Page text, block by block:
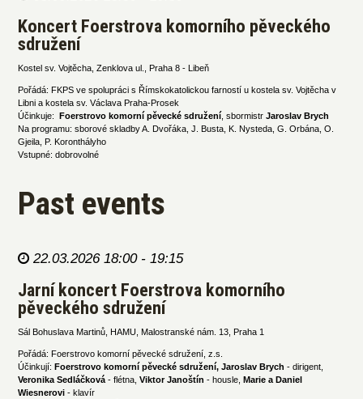
Koncert Foerstrova komorního pěveckého
sdružení
Kostel sv. Vojtěcha, Zenklova ul., Praha 8 - Libeň
Pořádá: FKPS ve spolupráci s Římskokatolickou farností u kostela sv. Vojtěcha v
Libni a kostela sv. Václava Praha-Prosek
Účinkuje:Foerstrovo komorní pěvecké sdružení , sbormistrJaroslav Brych
Na programu: sborové skladby A. Dvořáka, J. Busta, K. Nysteda, G. Orbána, O.
Gjeila, P. Koronthályho
Vstupné: dobrovolné
Past events
22.03.2026 18:00 - 19:15
Jarní koncert Foerstrova komorního
pěveckého sdružení
Sál Bohuslava Martinů, HAMU, Malostranské nám. 13, Praha 1
Pořádá: Foerstrovo komorní pěvecké sdružení, z.s.
Účinkují:Foerstrovo komorní pěvecké sdružení, Jaroslav Brych - dirigent,
Veronika Sedláčková - flétna,Viktor Janoštín - housle,Marie a Daniel
Wiesnerovi - klavír